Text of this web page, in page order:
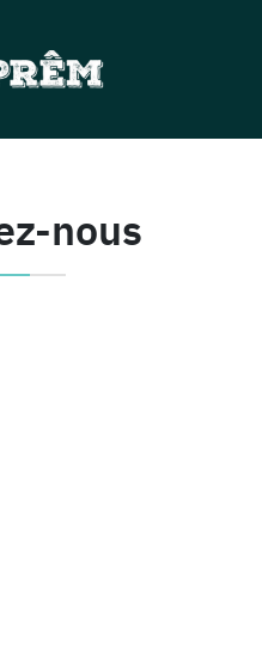
nous